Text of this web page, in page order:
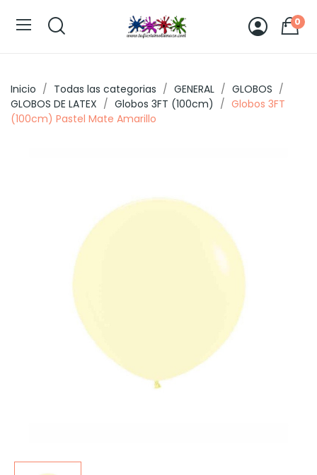
0
Inicio Todas las categorias GENERAL
GLOBOS
GLOBOS DE LATEX
Globos 3FT (100cm)
Globos 3FT
(100cm) Pastel Mate Amarillo